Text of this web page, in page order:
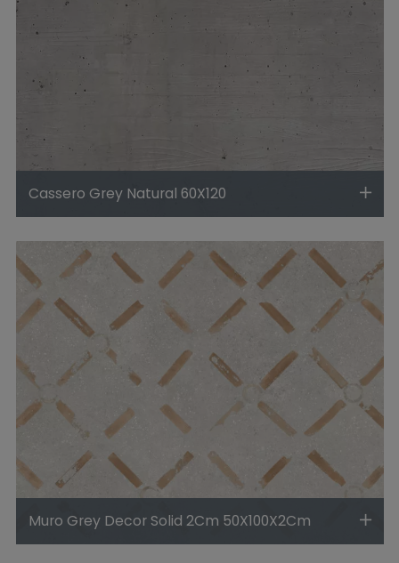
Cassero Grey Natural 60X120
Muro Grey Decor Solid 2Cm 50X100X2Cm